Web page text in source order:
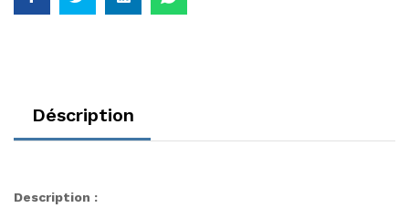
Déscription
Description :